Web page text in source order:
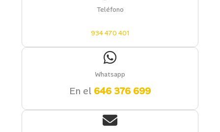
Teléfono
934 470 401
Whatsapp
En el 646 376 699